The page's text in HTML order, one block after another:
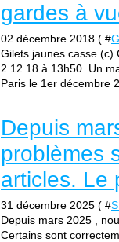
gardes à
02 décembre 2018 ( #
Gilets jaunes casse (c)
2.12.18 à 13h50. Un
Paris le 1er décembre
Depuis
problèmes
articles. Le
31 décembre 2025 ( #
Depuis mars 2025 ,
Certains sont